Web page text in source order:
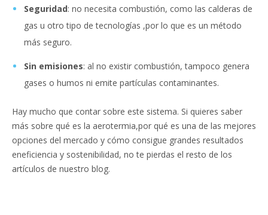
Seguridad: no necesita combustión, como las calderas de
gas u otro tipo de tecnologías ,por lo que es un método
más seguro.
Sin emisiones: al no existir combustión, tampoco genera
gases o humos ni emite partículas contaminantes.
Hay mucho que contar sobre este sistema. Si quieres saber
más sobre qué es la aerotermia,por qué es una de las mejores
opciones del mercado y cómo consigue grandes resultados
eneficiencia y sostenibilidad, no te pierdas el resto de los
artículos de nuestro blog.